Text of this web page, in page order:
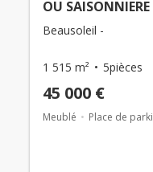
OU SAISONNIERE
Beausoleil -
1 515 m² 5pièces
45 000 €
Meublé Place de